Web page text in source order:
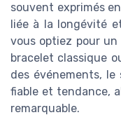
souvent exprimés
liée à la longévité
vous optiez pour
bracelet classique
des événements, le
fiable et tendance,
remarquable.